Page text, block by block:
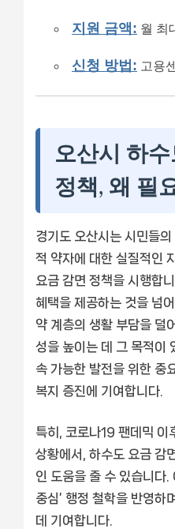
지원 금액: 월 최
신청 방법: 고용
오산시 하
정책, 왜 필
경기도 오산시는 시민들
적 약자에 대한 실질적인
요금 감면 정책을 시행합
혜택을 제공하는 것을 넘
약 계층의 생활 부담을 덜
성을 높이는 데 그 목적이
속 가능한 발전을 위한 중
복지 증진에 기여합니다.
특히, 코로나19 팬데믹 이
상황에서, 하수도 요금 감
인 도움을 줄 수 있습니다.
중심’ 행정 철학을 반영하
데 기여합니다.